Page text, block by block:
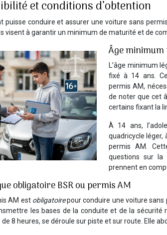
et conditions d’obtention
puisse conduire et assurer une voiture sans
visent à garantir un minimum de maturité et de
Âge
L’âge minimum
fixé à 14 ans.
permis AM,
de noter que cet
certains fixant la
À 14 ans,
quadricycle léger,
permis AM.
questions sur la
prennent en
obligatoire BSR ou permis AM
AM est obligatoirepour conduire une voiture
les bases de la conduite et de la
8 heures, se déroule sur piste et sur route. Elle